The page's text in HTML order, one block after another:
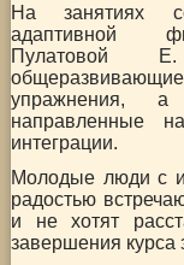
На занятиях
адаптивной
Пулатовой
упражнения, а
направленные
интеграции.
Молодые люди с
радостью
и не хотят
завершения курса